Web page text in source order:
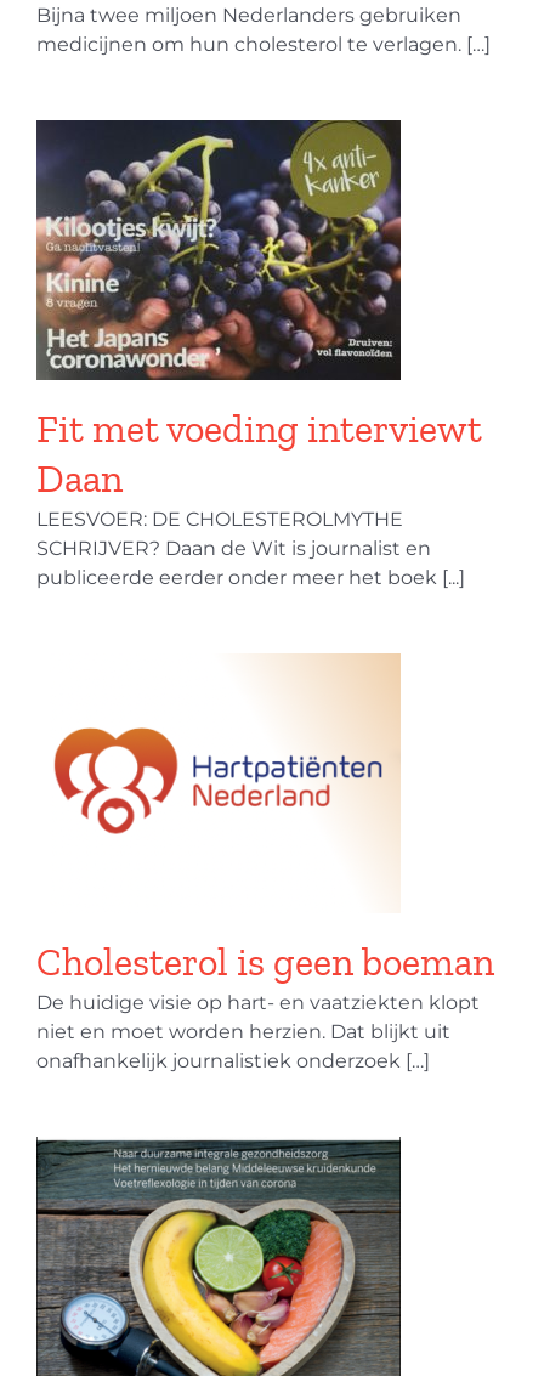
Bijna twee miljoen Nederlanders gebruiken
medicijnen om hun cholesterol te verlagen. […]
Fit met voeding interviewt
Daan
LEESVOER: DE CHOLESTEROLMYTHE
SCHRIJVER? Daan de Wit is journalist en
publiceerde eerder onder meer het boek [...]
Cholesterol is geen boeman
De huidige visie op hart- en vaatziekten klopt
niet en moet worden herzien. Dat blijkt uit
onafhankelijk journalistiek onderzoek […]